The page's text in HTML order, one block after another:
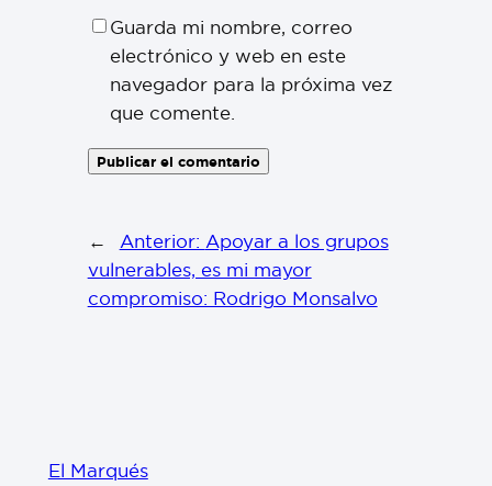
Guarda mi nombre, correo
electrónico y web en este
navegador para la próxima vez
que comente.
← Anterior: Apoyar a los grupos
vulnerables, es mi mayor
compromiso: Rodrigo Monsalvo
El Marqués